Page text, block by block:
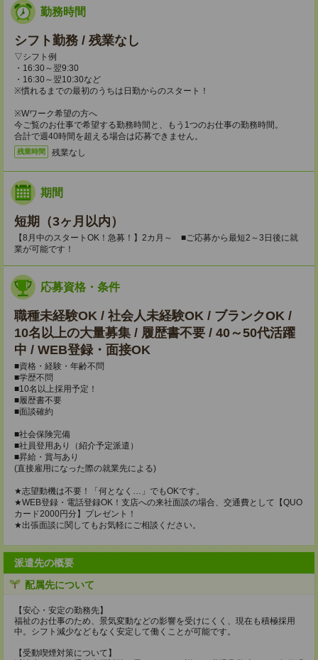
勤務時間
シフト勤務 / 残業なし
▽シフト例
・16:30～翌9:30
・16:30～翌10:30など
※慣れるまでの最初のうちは日勤からのスタート！
※Wワーク希望の方へ
今ご覧のお仕事で希望する勤務時間と、もう1つのお仕事の勤務時間。
合計で週40時間を超える場合は応募できません。
残業時間 残業なし
期間
短期（3ヶ月以内）
【8月中のスタートOK！急募！】2カ月～ ■ご応募から最短2～3日後に就
業が可能です！
応募資格・条件
職種未経験OK / 社会人未経験OK / ブランクOK /
10名以上の大量募集 / 履歴書不要 / 40～50代活躍
中 / WEB登録・面接OK
■資格・経験・年齢不問
■学歴不問
■10名以上採用予定！
■履歴書不要
■面談確約
■社会保険完備
■社員登用あり（紹介予定派遣）
■昇給・賞与あり
(直接雇用になった際の就業先による)
★志望動機は不要！「何となく…」でもOKです。
★WEB登録・電話登録OK！支店への来社面談の場合、交通費として【QUO
カード2000円分】プレゼント！
★出張面談に関してもお気軽にご相談ください。
派遣先の概要
配属先について
【安心・安定の勤務先】
福祉のお仕事のため、景気変動などの影響を受けにくく、現在も積極採用
中。シフト減少などもなく安定して働くことが可能です。
【受動喫煙対策について】